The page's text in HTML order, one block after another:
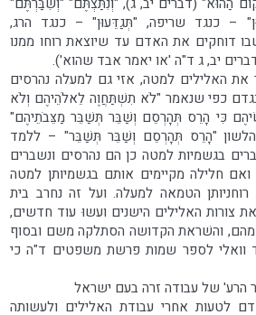
– כנגד שריפה, "תְּגַדֵּעוּן" – כנגד הרג,
דוחקים את האדם עד שיוצאת רוחו ממנו
יב, ג ד"ה 'או יאמר אבד שהוא').
האלילים למטה, אזי גם למעלה נהרסים
כפי שנאמר "לֹא תִשְׁתַּחֲוֶה לֵאלֹהֵיהֶם וְלֹא
כִּי הָרֵס תְּהָרְסֵם וְשַׁבֵּר תְּשַׁבֵּר מַצֵּבֹתֵיהֶם"
"הָרֵס תְּהָרְסֵם וְשַׁבֵּר תְּשַׁבֵּר" – ללמד
בגשמיות למטה כן הם נהרסים ונשברים
ואם חלילה מקיימים אותם בגשמיותן למטה
הטמאה למעלה. ועל זה נחרב בית
צורות האלילים הישנים ועשוּ עוד חדשים,
והשׁראת הקדושה הסתלקה משם ובסוף
וואלי לספר שמות פרשת משפטים ד"ה כי
הרע' של עבודה זרה בעם ישראל
לטעות אחרי עבודת האלילים ולעשותה